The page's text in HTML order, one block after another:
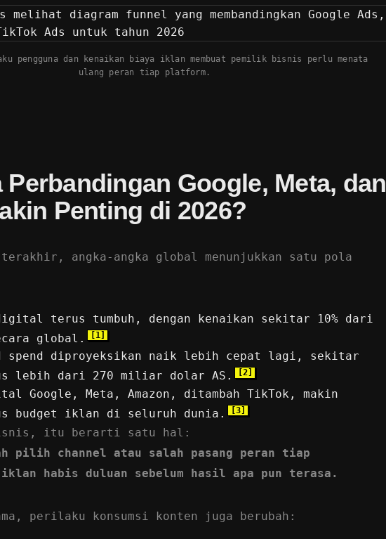
pengguna dan kenaikan biaya iklan membuat pemilik bisnis perlu menata
ulang peran tiap platform.
Perbandingan Google, Meta, dan
Penting di 2026?
terakhir, angka-angka global menunjukkan satu pola
terus tumbuh, dengan kenaikan sekitar 10% dari
global.
[1]
spend diproyeksikan naik lebih cepat lagi, sekitar
lebih dari 270 miliar dolar AS.
[2]
Google, Meta, Amazon, ditambah TikTok, makin
budget iklan di seluruh dunia.
[3]
itu berarti satu hal:
pilih channel atau salah pasang peran tiap
habis duluan sebelum hasil apa pun terasa.
perilaku konsumsi konten juga berubah: